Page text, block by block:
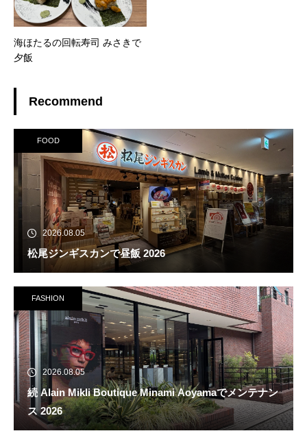
海ほたるの回転寿司 みさきで
夕飯
Recommend
FOOD
2026.08.05
松尾ジンギスカンで昼飯 2026
FASHION
2026.08.05
続 Alain Mikli Boutique Minami Aoyamaでメンテナン
ス 2026